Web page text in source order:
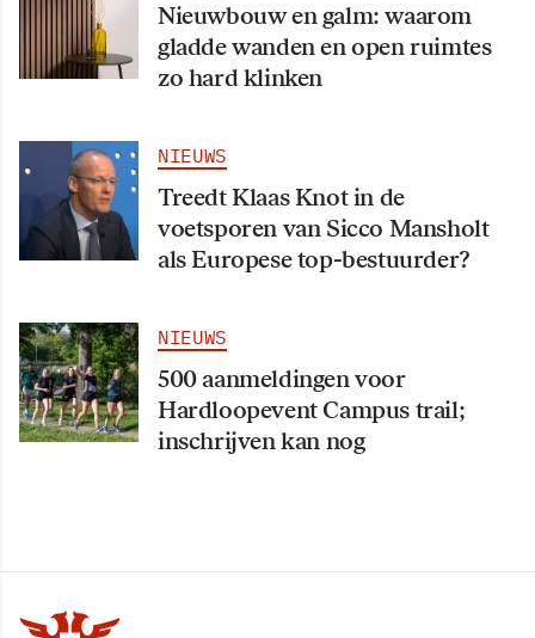
Nieuwbouw en galm: waarom
gladde wanden en open ruimtes
zo hard klinken
NIEUWS
Treedt Klaas Knot in de
voetsporen van Sicco Mansholt
als Europese top-bestuurder?
NIEUWS
500 aanmeldingen voor
Hardloopevent Campus trail;
inschrijven kan nog